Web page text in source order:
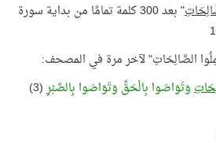
" بعد 300 كلمة تمامًا من بداية سورة
الصَّالِحَاتِ" لآخر مرة في المصحف:
وَتَوَاصَوا بِالْحَقِّ وَتَوَاصَوا بِالصَّبْرِ
(3)